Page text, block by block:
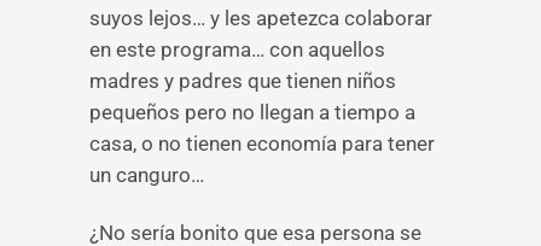
suyos lejos… y les apetezca colaborar
en este programa… con aquellos
madres y padres que tienen niños
pequeños pero no llegan a tiempo a
casa, o no tienen economía para tener
un canguro…
¿No sería bonito que esa persona se